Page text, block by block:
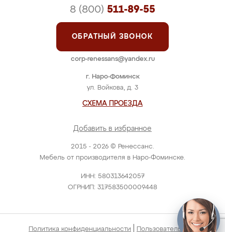
2015 - 2026 © Ренессанс.
Мебель от производителя в Наро-Фоминске.
ИНН: 580313642057
ОГРНИП: 317583500009448
г. Наро-Фоминск
ул. Войкова, д. 3
СХЕМА ПРОЕЗДА
Добавить в избранное
8 (800) 511-89-55
ОБРАТНЫЙ ЗВОНОК
corp-renessans@yandex.ru
Политика конфиденциальности Пользовательское